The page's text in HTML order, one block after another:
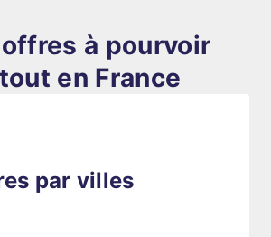
offres à pourvoir
en France
par villes